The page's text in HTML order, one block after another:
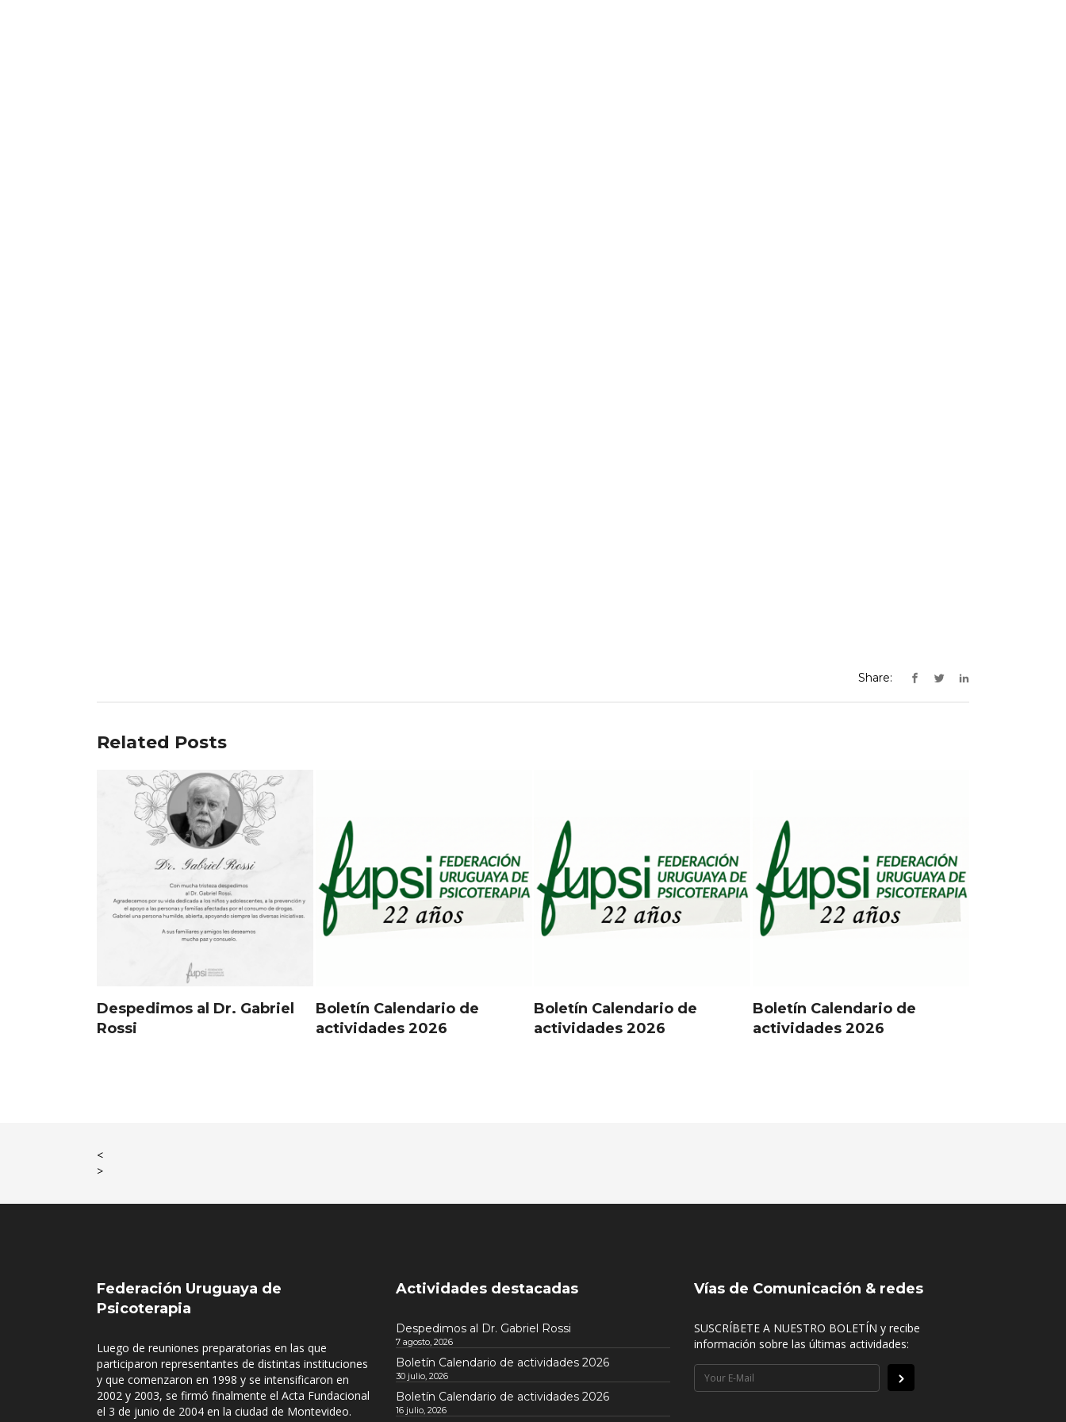
Share:
Related Posts
Despedimos al Dr. Gabriel
Rossi
Boletín Calendario de
actividades 2026
Boletín Calendario de
actividades 2026
Boletín Calendario de
actividades 2026
<
>
Federación Uruguaya de
Psicoterapia
Luego de reuniones preparatorias en las que
participaron representantes de distintas instituciones
y que comenzaron en 1998 y se intensificaron en
2002 y 2003, se firmó finalmente el Acta Fundacional
el 3 de junio de 2004 en la ciudad de Montevideo.
Actividades destacadas
Despedimos al Dr. Gabriel Rossi
7 agosto, 2026
Boletín Calendario de actividades 2026
30 julio, 2026
Boletín Calendario de actividades 2026
16 julio, 2026
Vías de Comunicación & redes
SUSCRÍBETE A NUESTRO BOLETÍN y recibe
información sobre las últimas actividades: